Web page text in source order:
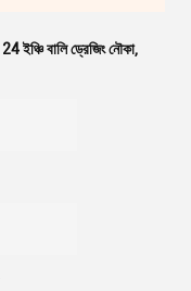
24 ইঞ্চি বালি ড্রেজিং নৌকা,